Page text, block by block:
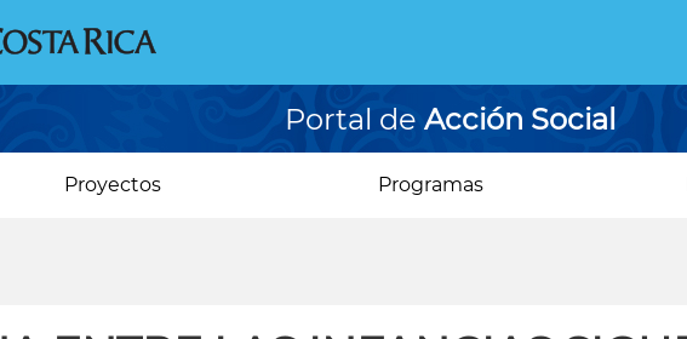
Portal de Acción Social
Proyectos Programas